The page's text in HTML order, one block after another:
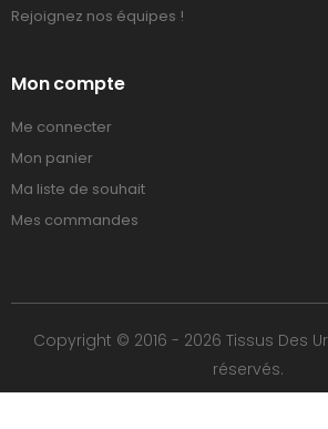
Rejoignez nos équipes !
Mon compte
Me connecter
Mon panier
Ma liste de souhait
Mes commandes
Copyright © 2016 - 2026 Tissus Des
réservés.